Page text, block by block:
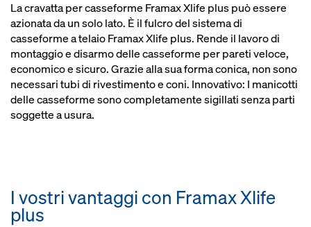
La cravatta per casseforme Framax Xlife plus può essere
azionata da un solo lato. È il fulcro del sistema di
casseforme a telaio Framax Xlife plus. Rende il lavoro di
montaggio e disarmo delle casseforme per pareti veloce,
economico e sicuro. Grazie alla sua forma conica, non sono
necessari tubi di rivestimento e coni. Innovativo: I manicotti
delle casseforme sono completamente sigillati senza parti
soggette a usura.
I vostri vantaggi con Framax Xlife
plus